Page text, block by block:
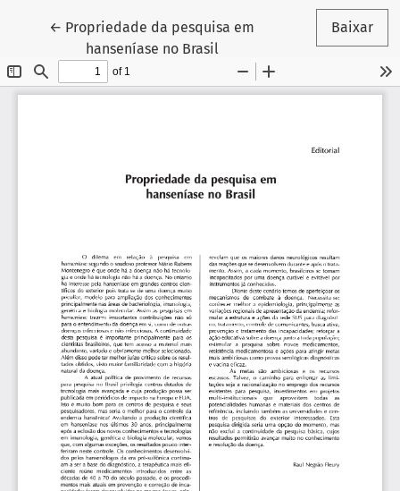
← Voltar aos Detalhes do Artigo
Propriedade da pesquisa em
hanseníase no Brasil
Baixar